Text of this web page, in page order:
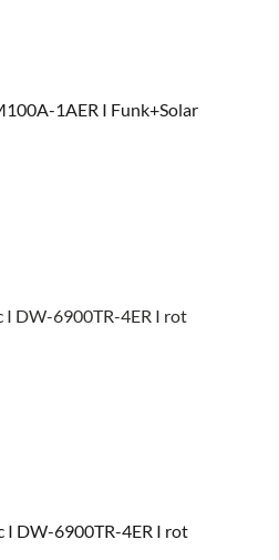
1AER I Funk+Solar
I DW-6900TR-4ER I rot